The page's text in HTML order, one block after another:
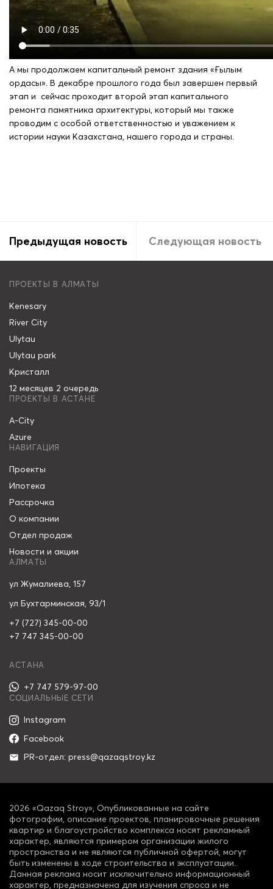
А мы продолжаем капитальный ремонт здания «Ғылым
ордасы». В декабре прошлого года был завершен первый
этап и сейчас проходит второй этап капитального
ремонта памятника архитектуры, который мы также
проводим с особой ответственностью и уважением к
истории науки Казахстана, нашего города и страны.
Предыдущая новость Следующая новость
ПРОЕКТЫ В АЛМАТЫ
Kenesary
River City
Ulytau
Ulytau park
Кристалл
12 месяцев 2 очередь
ПРОЕКТЫ В АСТАНЕ
A-City
Azure
НАВИГАЦИЯ
Проекты
Ипотека
Рассрочка
О компании
Отдел продаж
Новости и акции
АЛМАТЫ
ул Жумалиева, 157
ул Бухтарминская, 93/1
+7 (727) 345-00-00
+7 747 345-00-00
АСТАНА
+7 747 579-97-00
СОЦИАЛЬНЫЕ СЕТИ
Instagram
Facebook
PR-отдел: press@qazaqstroy.kz
2026 «Qazaq Stroy», Опубликованные на сайте
фотографии, описание проектов, планировочные решения
квартир и благоустройство комплекса носят рекламный
характер, являются примером организации жилого
пространства и не являются публичной офертой, могут
быть изменены в ходе строительства и эксплуатации.
Данная реклама носит исключительно информационный
характер, предназначена для изучения спроса и не